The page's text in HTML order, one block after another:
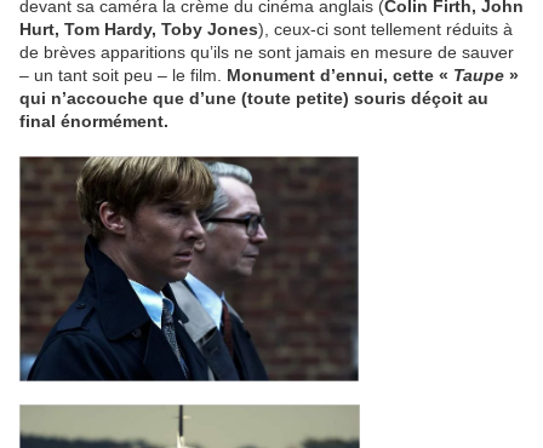
devant sa caméra la crème du cinéma anglais (Colin Firth, John
Hurt, Tom Hardy, Toby Jones), ceux-ci sont tellement réduits à
de brèves apparitions qu’ils ne sont jamais en mesure de sauver
– un tant soit peu – le film. Monument d’ennui, cette « Taupe »
qui n’accouche que d’une (toute petite) souris déçoit au
final énormément.